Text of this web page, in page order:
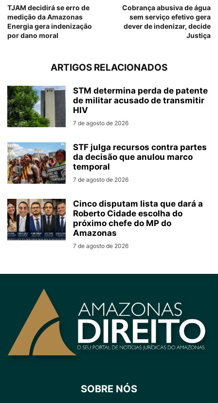
TJAM decidirá se erro de
medição da Amazonas
Energia gera indenização
por dano moral
Cobrança abusiva de água
sem serviço efetivo gera
dever de indenizar, decide
Justiça
ARTIGOS RELACIONADOS
STM determina perda de patente
de militar acusado de transmitir
HIV
7 de agosto de 2026
STF julga recursos contra partes
da decisão que anulou marco
temporal
7 de agosto de 2026
Cinco disputam lista que dará a
Roberto Cidade escolha do
próximo chefe do MP do
Amazonas
7 de agosto de 2026
SOBRE NÓS